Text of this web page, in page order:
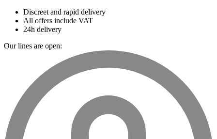
Discreet and rapid delivery
All offers include VAT
24h delivery
Our lines are open: